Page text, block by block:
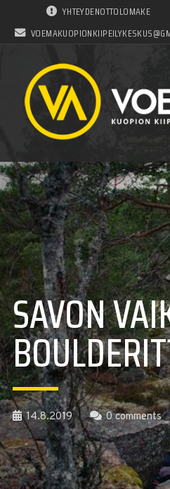
YHTEYDENOTTOLOMAKE
SAVON
14.8.2019 0 comments